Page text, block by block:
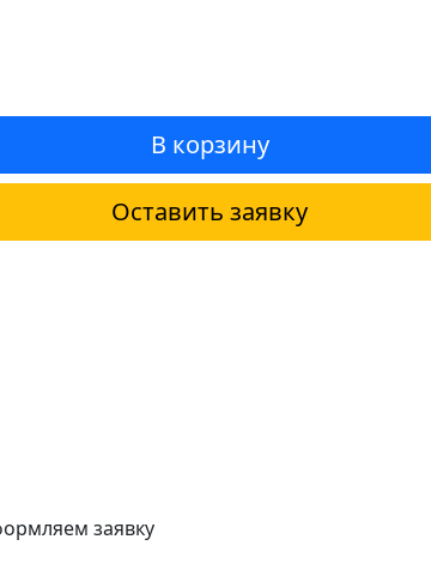
В корзину
Оставить заявку
заявку